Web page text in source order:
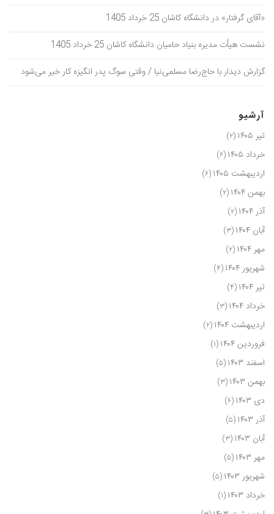
«آقای گرفتار» در دانشگاه کاشان 25 خرداد 1405
نشست هیأت مدیره بنیاد حامیان دانشگاه کاشان 25 خرداد 1405
گزارش دیدار با حاج‌رضا مسلمی‌نیا / وقتی سوگ پدر انگیزه کار خیر می‌شود
آرشیو
تیر ۱۴۰۵ (۲)
خرداد ۱۴۰۵ (۶)
اردیبهشت ۱۴۰۵ (۶)
بهمن ۱۴۰۴ (۲)
آذر ۱۴۰۴ (۲)
آبان ۱۴۰۴ (۳)
مهر ۱۴۰۴ (۲)
شهریور ۱۴۰۴ (۴)
تیر ۱۴۰۴ (۴)
خرداد ۱۴۰۴ (۳)
اردیبهشت ۱۴۰۴ (۲)
فروردین ۱۴۰۴ (۱)
اسفند ۱۴۰۳ (۵)
بهمن ۱۴۰۳ (۳)
دی ۱۴۰۳ (۶)
آذر ۱۴۰۳ (۵)
آبان ۱۴۰۳ (۳)
مهر ۱۴۰۳ (۵)
شهریور ۱۴۰۳ (۵)
خرداد ۱۴۰۳ (۱)